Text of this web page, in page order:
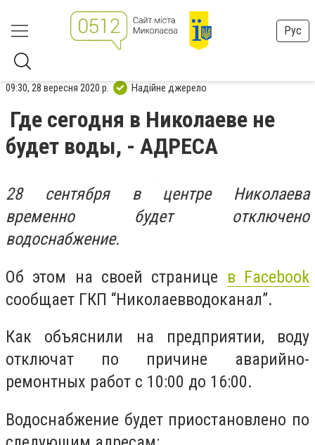
Рус
09:30, 28 вересня 2020 р. Надійне джерело
Где сегодня в Николаеве не
будет воды, - АДРЕСА
28 сентября в центре Николаева
временно будет отключено
водоснабжение.
Об этом на своей странице в Facebook
сообщает ГКП “Николаевводоканал”.
Как объяснили на предприятии, воду
отключат по причине аварийно-
ремонтных работ с 10:00 до 16:00.
Водоснабжение будет приостановлено по